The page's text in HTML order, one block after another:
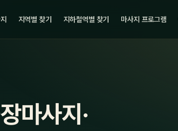
지역별 찾기 지하철역별 찾기 마사지 프로그램
마사지·